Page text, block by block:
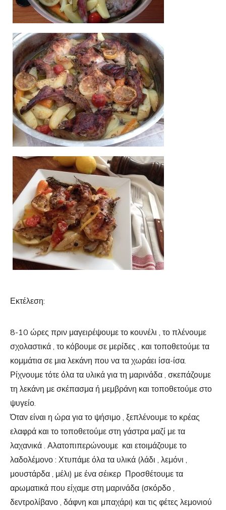
Εκτέλεση:
8-10 ώρες πριν μαγειρέψουμε το κουνέλι , το πλένουμε
σχολαστικά , το κόβουμε σε μερίδες , και τοποθετούμε τα
κομμάτια σε μια λεκάνη που να τα χωράει ίσα-ίσα.
Ρίχνουμε τότε όλα τα υλικά για τη μαρινάδα , σκεπάζουμε
τη λεκάνη με σκέπασμα ή μεμβράνη και τοποθετούμε στο
ψυγείο.
Όταν είναι η ώρα για το ψήσιμο , ξεπλένουμε το κρέας
ελαφρά και το τοποθετούμε στη γάστρα μαζί με τα
λαχανικά . Αλατοπιπερώνουμε και ετοιμάζουμε το
λαδολέμονο : Χτυπάμε όλα τα υλικά (λάδι , λεμόνι ,
μουστάρδα , μέλι) με ένα σέικερ Προσθέτουμε τα
αρωματικά που είχαμε στη μαρινάδα (σκόρδο ,
δεντρολίβανο , δάφνη και μπαχάρι) και τις φέτες λεμονιού